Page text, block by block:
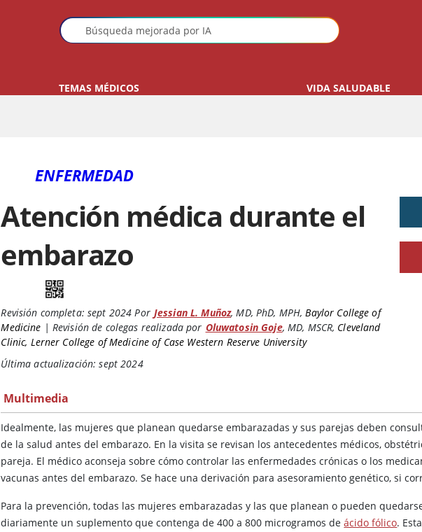
TEMAS MÉDICOS VIDA SALUDABLE
ENFERMEDAD
Atención médica durante el
embarazo
Revisión completa: sept 2024 Por Jessian L. Muñoz,MD, PhD, MPH,Baylor College of
Medicine | Revisión de colegas realizada por Oluwatosin Goje, MD, MSCR, Cleveland
Clinic, Lerner College of Medicine of Case Western Reserve University
Última actualización: sept 2024
Multimedia
Idealmente, las mujeres que planean quedarse embarazadas y sus parejas deben
de la salud antes del embarazo. En la visita se revisan los antecedentes médicos,
pareja. El médico aconseja sobre cómo controlar las enfermedades crónicas o los
vacunas antes del embarazo. Se hace una derivación para asesoramiento genético, si
Para la prevención, todas las mujeres embarazadas y las que planean o pueden
diariamente un suplemento que contenga de 400 a 800 microgramos deácido fólico.